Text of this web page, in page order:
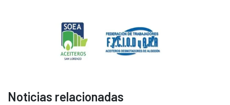
Noticias relacionadas